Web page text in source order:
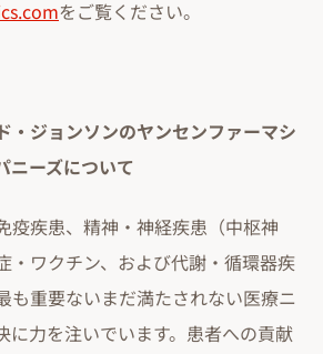
をご覧ください。
・ジョンソンのヤンセンファーマシ
ニーズについて
疫疾患、精神・神経疾患（中枢神
・ワクチン、および代謝・循環器疾
も重要ないまだ満たされない医療ニ
に力を注いでいます。患者への貢献